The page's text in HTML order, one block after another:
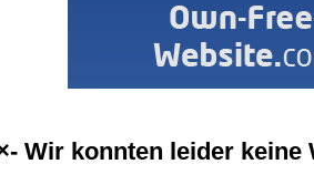
Wir konnten leider keine